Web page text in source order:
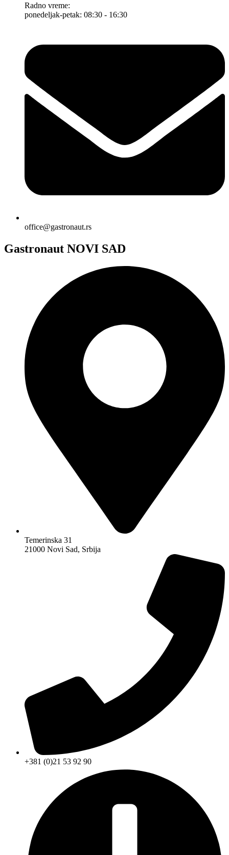
Radno vreme:
ponedeljak-petak: 08:30 - 16:30
office@gastronaut.rs
Gastronaut NOVI SAD
Temerinska 31
21000 Novi Sad, Srbija
+381 (0)21 53 92 90